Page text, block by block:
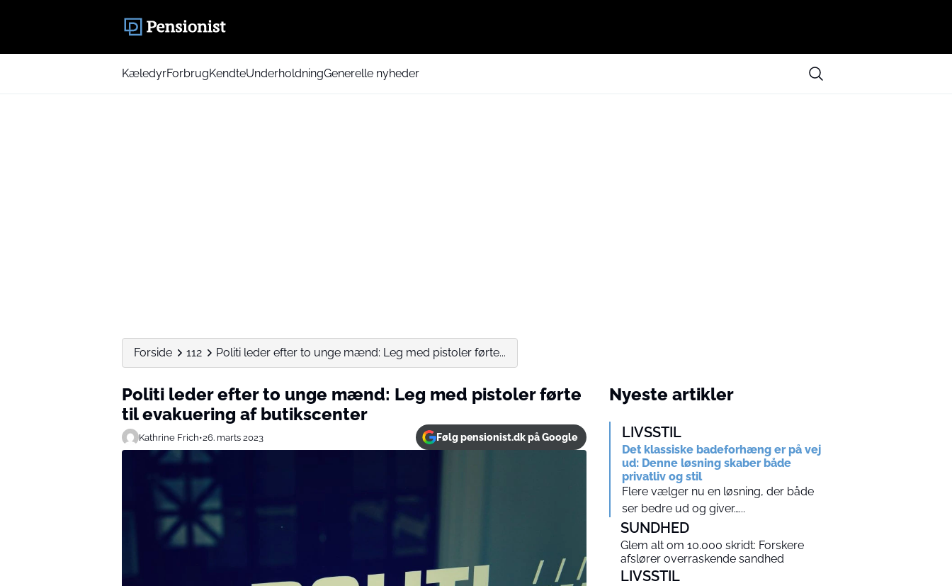
KæledyrForbrugKendteUnderholdningGenerelle nyheder
Forside 112 Politi leder efter to unge mænd: Leg med pistoler førte...
Politi leder efter to unge mænd: Leg med pistoler førte
til evakuering af butikscenter
Kathrine Frich•26. marts 2023 Følg pensionist.dk på Google
Nyeste artikler
LIVSSTIL
Det klassiske badeforhæng er på vej
ud: Denne løsning skaber både
privatliv og stil
Flere vælger nu en løsning, der både
ser bedre ud og giver…...
SUNDHED
Glem alt om 10.000 skridt: Forskere
afslører overraskende sandhed
LIVSSTIL